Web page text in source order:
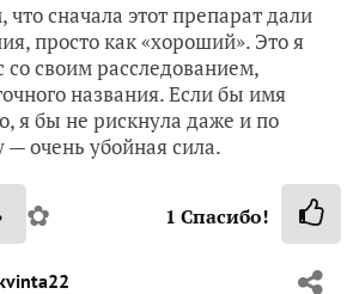
что сначала этот препарат дали
просто как «хороший». Это я
со своим расследованием,
названия. Если бы имя
я бы не рискнула даже и по
— очень убойная сила.
✿ 1 Спасибо!